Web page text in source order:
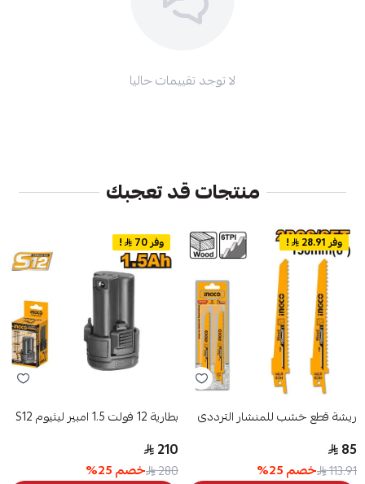
لا توجد تقييمات حاليا
منتجات قد تعجبك
وفر 28.91 !
ريشة قطع خشب للمنشار الترددى
85
113.91 خصم25
%
وفر 70 !
بطارية 12 فولت 1.5 امبير ليثيوم S12
210
280 خصم25
%